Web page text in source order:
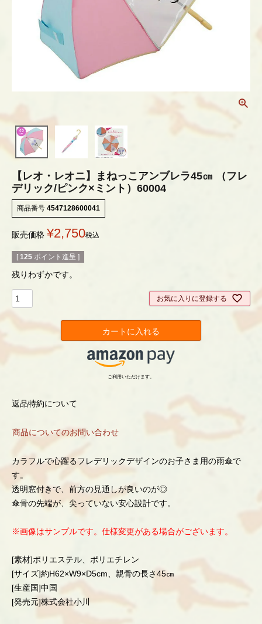
【レオ・レオニ】まねっこアンブレラ45㎝ （フレ
デリック/ピンク×ミント）60004
商品番号 4547128600041
販売価格 ¥2,750税込
[ 125 ポイント進呈 ]
残りわずかです。
お気に入りに登録する
カートに入れる
ご利用いただけます。
返品特約について
商品についてのお問い合わせ
カラフルで心躍るフレデリックデザインのお子さま用の雨傘で
す。
透明窓付きで、前方の見通しが良いのが◎
傘骨の先端が、尖っていない安心設計です。
※画像はサンプルです。仕様変更がある場合がございます。
[素材]ポリエステル、ポリエチレン
[サイズ]約H62×W9×D5cm、親骨の長さ45㎝
[生産国]中国
[発売元]株式会社小川